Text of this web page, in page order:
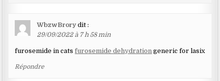
WbzwBrory dit :
29/09/2022 à 7 h 58 min
furosemide in catsfurosemide dehydration generic for lasix
Répondre